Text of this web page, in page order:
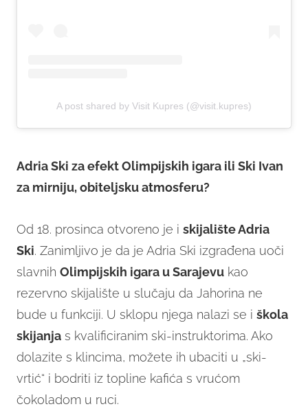
A post shared by Visit Kupres (@visit.kupres)
Adria Ski za efekt Olimpijskih igara ili Ski Ivan
za mirniju, obiteljsku atmosferu?
Od 18. prosinca otvoreno je i skijalište Adria
Ski. Zanimljivo je da je Adria Ski izgrađena uoči
slavnih Olimpijskih igara u Sarajevu kao
rezervno skijalište u slučaju da Jahorina ne
bude u funkciji. U sklopu njega nalazi se i škola
skijanja s kvalificiranim ski-instruktorima. Ako
dolazite s klincima, možete ih ubaciti u „ski-
vrtić“ i bodriti iz topline kafića s vrućom
čokoladom u ruci.